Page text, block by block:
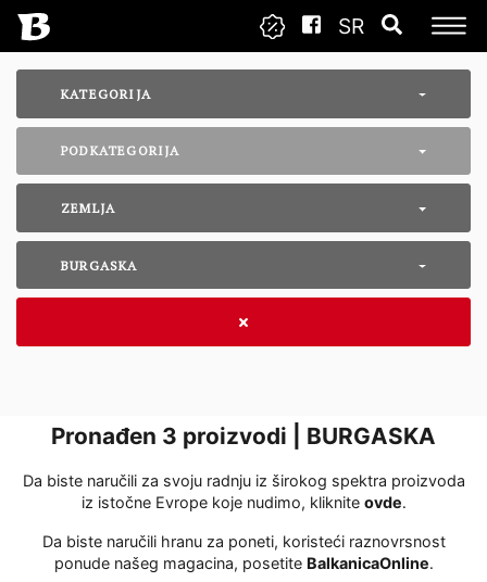
SR
KATEGORIJA
PODKATEGORIJA
ZEMLJA
BURGASKA
Pronađen 3 proizvodi | BURGASKA
Da biste naručili za svoju radnju iz širokog spektra proizvoda
iz istočne Evrope koje nudimo, kliknite ovde․
Da biste naručili hranu za poneti, koristeći raznovrsnost
ponude našeg magacina, posetite BalkanicaOnline․